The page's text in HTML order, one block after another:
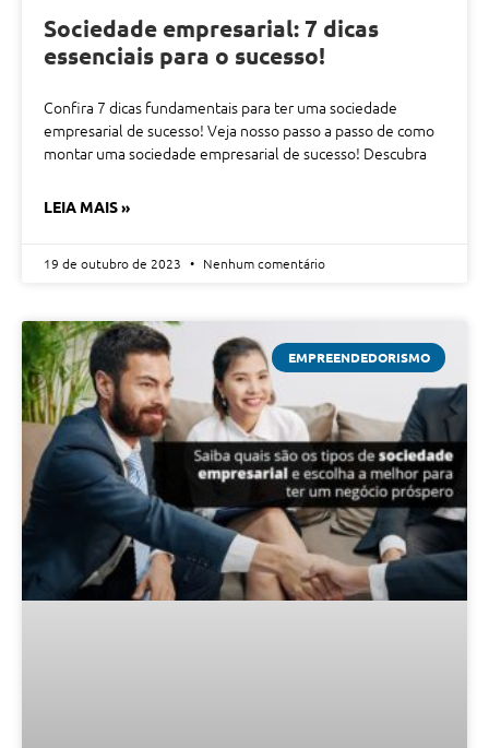
Sociedade empresarial: 7 dicas
essenciais para o sucesso!
Confira 7 dicas fundamentais para ter uma sociedade
empresarial de sucesso! Veja nosso passo a passo de como
montar uma sociedade empresarial de sucesso! Descubra
LEIA MAIS »
19 de outubro de 2023 Nenhum comentário
EMPREENDEDORISMO